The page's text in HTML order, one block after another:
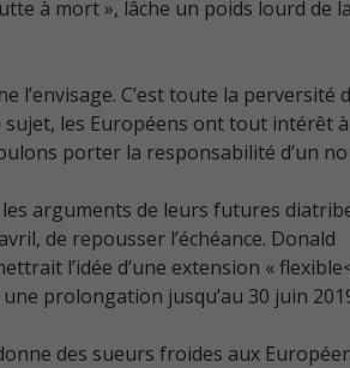
à mort », lâche un poids lourd de la
l’envisage. C’est toute la perversité
les Européens ont tout intérêt à
porter la responsabilité d’un
arguments de leurs futures
de repousser l’échéance. Donald
l’idée d’une extension «
prolongation jusqu’au 30 juin
des sueurs froides aux